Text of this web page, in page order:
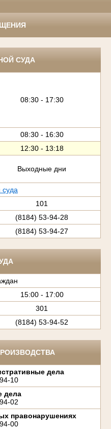
СУДА
08:30 - 17:30
08:30 - 16:30
12:30 - 13:18
Выходные дни
101
(8184) 53-94-28
(8184) 53-94-27
15:00 - 17:00
301
(8184) 53-94-52
дела
10
дела
02
правонарушениях
00